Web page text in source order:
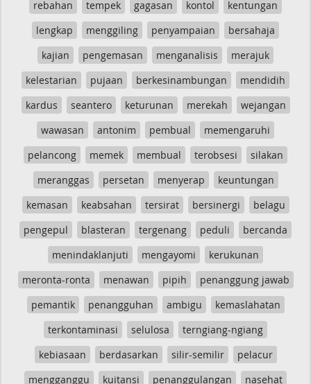
rebahan tempek gagasan kontol
kentungan
lengkap
menggiling penyampaian
bersahaja
kajian
pengemasan menganalisis
merajuk
kelestarian
pujaan berkesinambungan
mendidih
kardus
seantero keturunan merekah
wejangan
wawasan
antonim pembual
memengaruhi
pelancong
memek membual terobsesi
silakan
meranggas
persetan menyerap
keuntungan
kemasan
keabsahan tersirat bersinergi
belagu
pengepul
blasteran tergenang peduli
bercanda
menindaklanjuti
mengayomi
kerukunan
meronta-ronta
menawan pipih
penanggung jawab
pemantik
penangguhan ambigu
kemaslahatan
terkontaminasi
selulosa
terngiang-ngiang
kebiasaan
berdasarkan silir-semilir
pelacur
mengganggu
kuitansi penanggulangan
nasehat